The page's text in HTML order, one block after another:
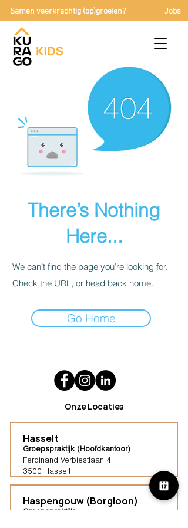
Samen veerkrachtig (op)groeien? Jobs
There’s Nothing
Here...
We can’t find the page you’re looking for.
Check the URL, or head back home.
Go Home
Onze Locaties
Hasselt
Groepspraktijk (Hoofdkantoor)
Ferdinand Verbiestlaan 4
3500 Hasselt
Haspengouw (Borgloon)